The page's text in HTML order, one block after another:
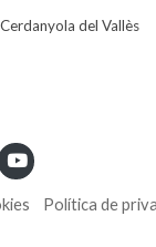
del Vallès
Política de